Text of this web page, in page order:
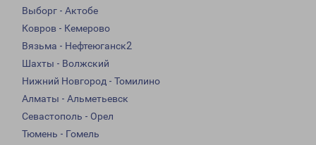
Выборг - Актобе
Ковров - Кемерово
Вязьма - Нефтеюганск2
Шахты - Волжский
Нижний Новгород - Томилино
Алматы - Альметьевск
Севастополь - Орел
Тюмень - Гомель